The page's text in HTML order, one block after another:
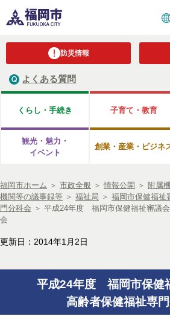
防災情報
よくある質問
くらし・手続き 子育て・教育
観光・魅力・
イベント
創業・産業・ビジネ
福岡市ホーム ＞ 市政全般 ＞ 情報公開 ＞ 附属
機関等の議事録等 ＞ 福祉局 ＞ 福岡市保健福祉
門分科会 ＞ 平成24年度 福岡市保健福祉審議
会
更新日：2014年1月2日
平成24年度 福岡市保健
高齢者保健福祉専